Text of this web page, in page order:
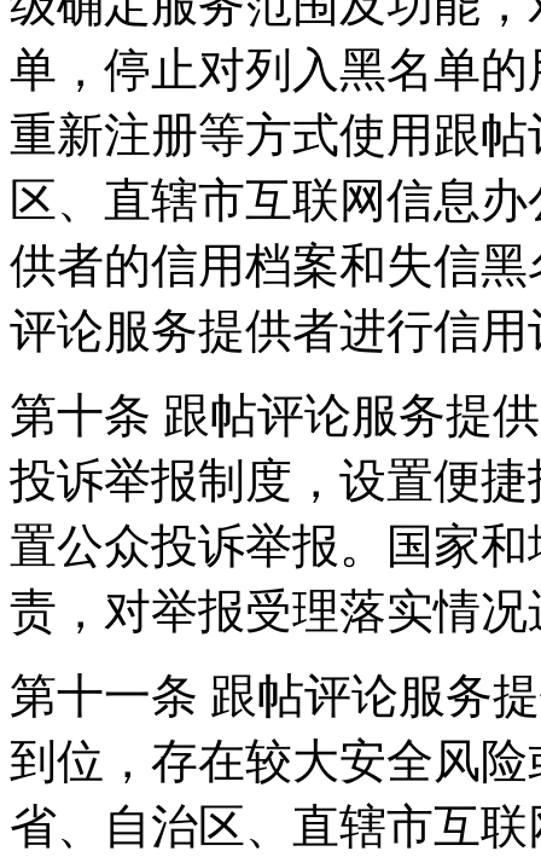
单，停止对列入黑名单
重新注册等方式使用跟
区、直辖市互联网信息
供者的信用档案和失信
评论服务提供者进行信用
第十条 跟帖评论服务提
投诉举报制度，设置便
置公众投诉举报。国家
责，对举报受理落实情
第十一条 跟帖评论服务
到位，存在较大安全风
省、自治区、直辖市互